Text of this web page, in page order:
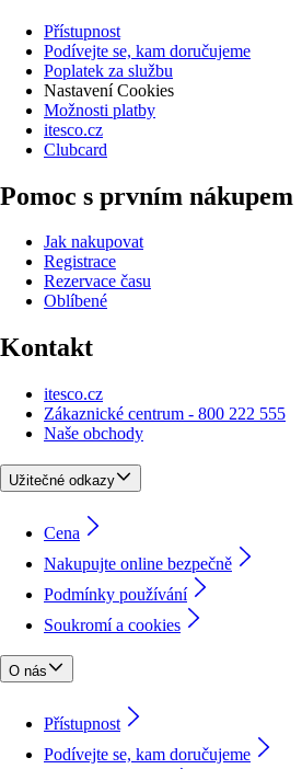
Přístupnost
Podívejte se, kam doručujeme
Poplatek za službu
Nastavení Cookies
Možnosti platby
itesco.cz
Clubcard
Pomoc s prvním nákupem
Jak nakupovat
Registrace
Rezervace času
Oblíbené
Kontakt
itesco.cz
Zákaznické centrum - 800 222 555
Naše obchody
Užitečné odkazy
Cena
Nakupujte online bezpečně
Podmínky používání
Soukromí a cookies
O nás
Přístupnost
Podívejte se, kam doručujeme